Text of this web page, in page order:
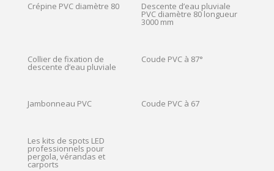
Crépine PVC diamètre 80 Descente d’eau pluviale
PVC diamètre 80 longueur
3000 mm
Collier de fixation de
descente d’eau pluviale
Coude PVC à 87°
Jambonneau PVC Coude PVC à 67
Les kits de spots LED
professionnels pour
pergola, vérandas et
carports